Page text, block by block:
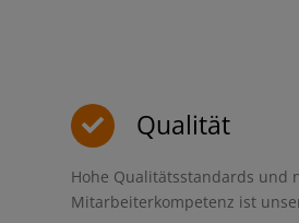
Qualität
Hohe Qualitätsstandards und
Mitarbeiterkompetenz ist